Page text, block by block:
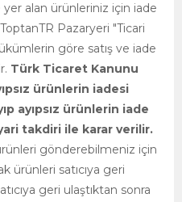
alan ürünleriniz için iade
Pazaryeri "Ticari
göre satış ve iade
Türk Ticaret Kanunu
ürünlerin iadesi
ayıpsız ürünlerin iade
takdiri ile karar verilir.
gönderebilmeniz için
ürünleri satıcıya geri
geri ulaştıktan sonra